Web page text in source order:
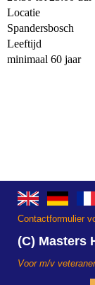
Locatie
Spandersbosch
Leeftijd
minimaal 60 jaar
Contactformulier
(C) Masters
Voor m/v